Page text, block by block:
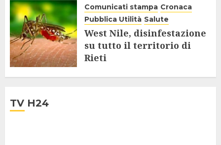
9 AGOSTO 2025
Comunicati stampa Cronaca
Pubblica Utilità Salute
West Nile, disinfestazione
su tutto il territorio di
Rieti
TV H24